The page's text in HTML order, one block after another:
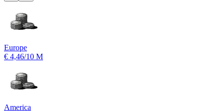
Europe
€ 4,46/10 M
America